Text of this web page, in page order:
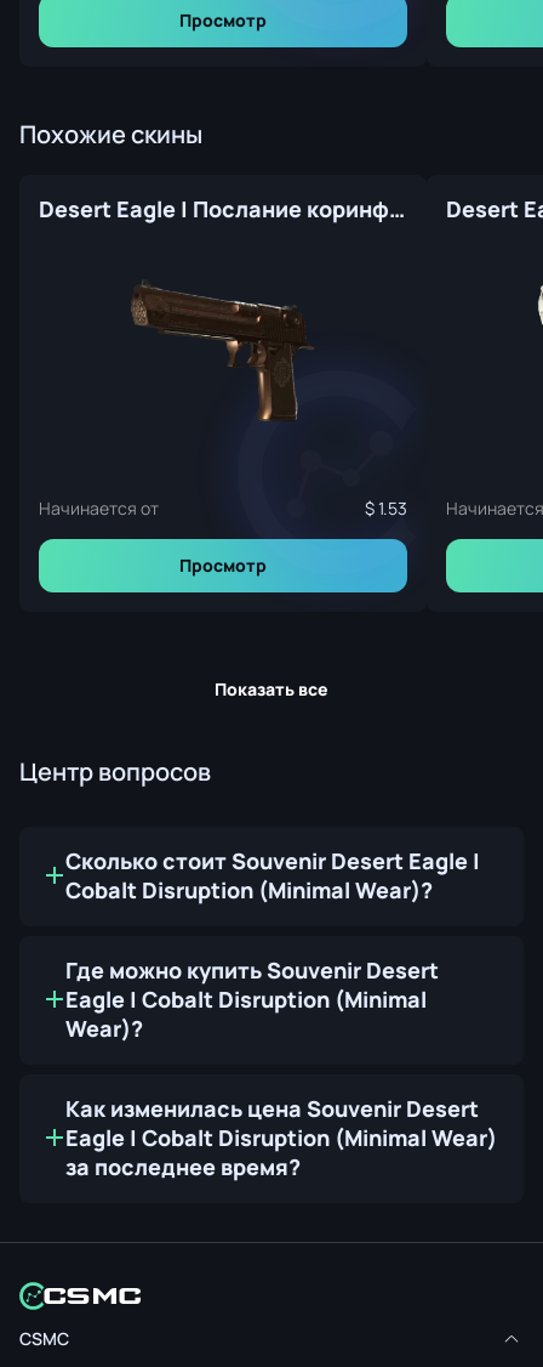
Просмотр
Похожие скины
Desert Eagle | Послание коринфянам (Прямо с завода)
Начинается от 1.53
Просмотр
Показать все
Центр вопросов
Сколько стоит Souvenir Desert Eagle |
Cobalt Disruption (Minimal Wear)?
Где можно купить Souvenir Desert
Eagle | Cobalt Disruption (Minimal
Wear)?
Как изменилась цена Souvenir Desert
Eagle | Cobalt Disruption (Minimal Wear)
за последнее время?
CSMC